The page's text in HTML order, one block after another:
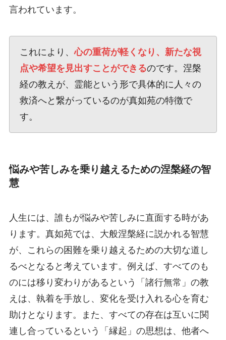
言われています。
これにより、心の重荷が軽くなり、新たな視
点や希望を見出すことができるのです。涅槃
経の教えが、霊能という形で具体的に人々の
救済へと繋がっているのが真如苑の特徴で
す。
悩みや苦しみを乗り越えるための涅槃経の智
慧
人生には、誰もが悩みや苦しみに直面する時があ
ります。真如苑では、大般涅槃経に説かれる智慧
が、これらの困難を乗り越えるための大切な道し
るべとなると考えています。例えば、すべてのも
のには移り変わりがあるという「諸行無常」の教
えは、執着を手放し、変化を受け入れる心を育む
助けとなります。また、すべての存在は互いに関
連し合っているという「縁起」の思想は、他者へ